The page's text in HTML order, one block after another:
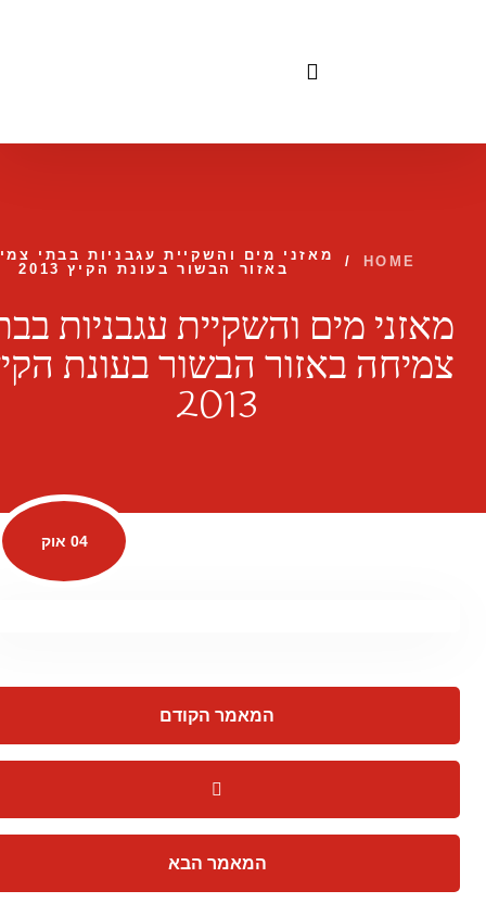
HOME
/
מאזני מים והשקיית עגבניות בבתי
באזור הבשור בעונת הקיץ 2013
מאזני מים והשקיית עגבניות
צמיחה באזור הבשור בעונת
2013
04 אוק
המאמר הקודם
המאמר הבא